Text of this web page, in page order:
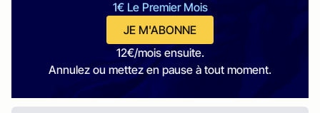
1€ Le Premier Mois
JE M'ABONNE
12€/mois ensuite.
Annulez ou mettez en pause à tout moment.